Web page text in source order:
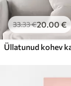
33.33€20.00€